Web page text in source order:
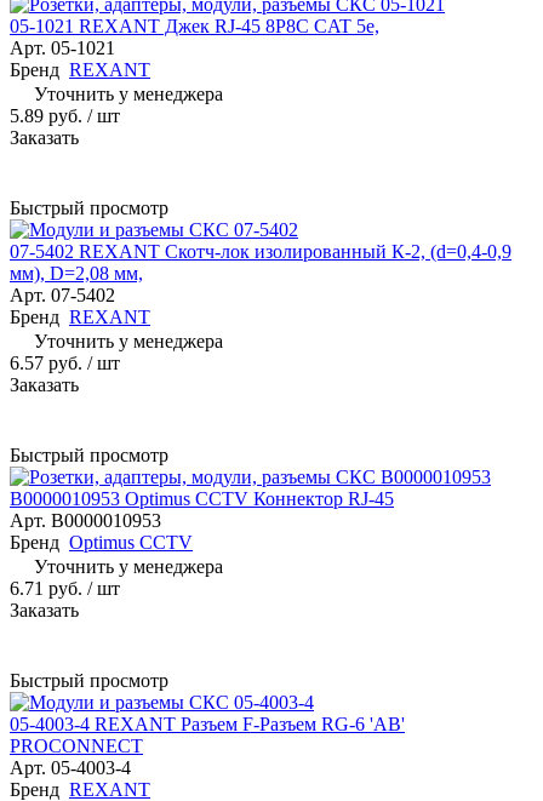
05-1021 REXANT Джек RJ-45 8P8C CAT 5e,
Арт. 05-1021
Бренд REXANT
Уточнить у менеджера
5.89 руб. / шт
Заказать
Быстрый просмотр
07-5402 REXANT Скотч-лок изолированный К-2, (d=0,4-0,9
мм), D=2,08 мм,
Арт. 07-5402
Бренд REXANT
Уточнить у менеджера
6.57 руб. / шт
Заказать
Быстрый просмотр
В0000010953 Optimus CCTV Коннектор RJ-45
Арт. В0000010953
Бренд Optimus CCTV
Уточнить у менеджера
6.71 руб. / шт
Заказать
Быстрый просмотр
05-4003-4 REXANT Разъем F-Разъем RG-6 'AB'
PROCONNECT
Арт. 05-4003-4
Бренд REXANT